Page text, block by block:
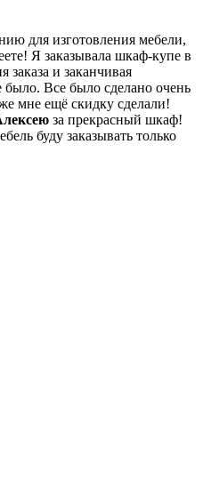
для изготовления мебели,
Я заказывала шкаф-купе в
и заканчивая
Все было сделано очень
мне ещё скидку сделали!
за прекрасный шкаф!
буду заказывать только